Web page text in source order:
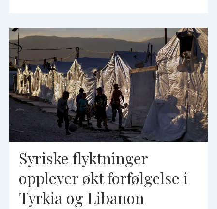
Syriske flyktninger
opplever økt forfølgelse i
Tyrkia og Libanon